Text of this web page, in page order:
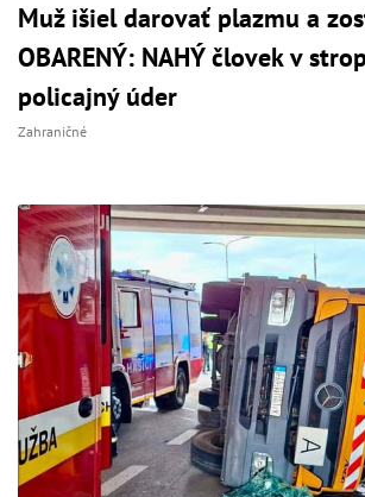
Muž išiel darovať plazmu a
OBARENÝ: NAHÝ človek v
policajný úder
Zahraničné